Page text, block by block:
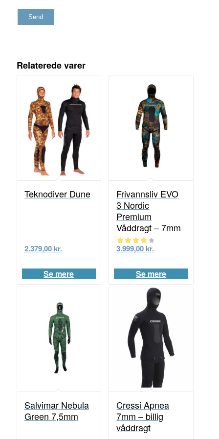
Relaterede varer
Teknodiver Dune
2.379,00 kr.
Se mere
Frivannsliv EVO
3 Nordic
Premium
Våddragt – 7mm
Vurderet
ud af 5
3.999,00 kr.
Se mere
Salvimar Nebula
Green 7,5mm
Cressi Apnea
7mm – billig
våddragt